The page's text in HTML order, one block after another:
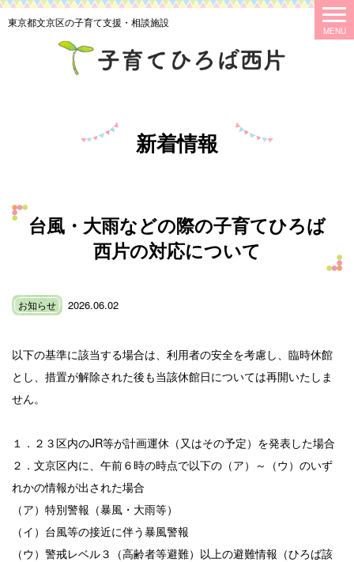
東京都文京区の子育て支援・相談施設
新着情報
台風・大雨などの際の子育てひろば
西片の対応について
お知らせ 2026.06.02
以下の基準に該当する場合は、利用者の安全を考慮し、臨時休館
とし、措置が解除された後も当該休館日については再開いたしま
せん。
１．２３区内のJR等が計画運休（又はその予定）を発表した場合
２．文京区内に、午前６時の時点で以下の（ア）～（ウ）のいず
れかの情報が出された場合
（ア）特別警報（暴風・大雨等）
（イ）台風等の接近に伴う暴風警報
（ウ）警戒レベル３（高齢者等避難）以上の避難情報（ひろば該